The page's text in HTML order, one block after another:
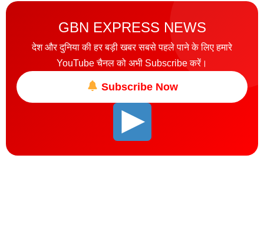
GBN EXPRESS NEWS
देश और दुनिया की हर बड़ी खबर सबसे पहले पाने के लिए हमारे
YouTube चैनल को अभी Subscribe करें।
Subscribe Now